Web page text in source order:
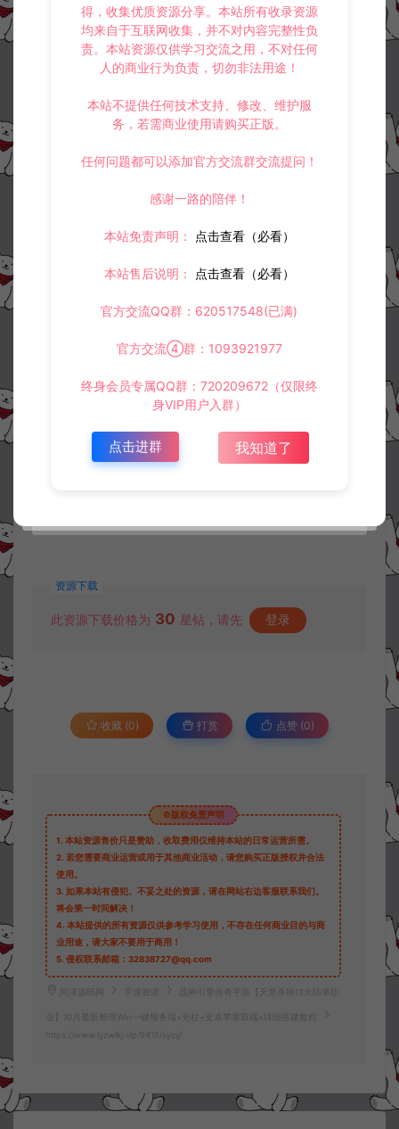
资源下载
此资源下载价格为 30 星钻，请先 登录
收藏 (0) 打赏 点赞 (0)
©版权免责声明
1. 本站资源售价只是赞助，收取费用仅维持本站的日常运营所需。
2. 若您需要商业运营或用于其他商业活动，请您购买正版授权并合法
使用。
3. 如果本站有侵犯、不妥之处的资源，请在网站右边客服联系我们。
将会第一时间解决！
4. 本站提供的所有资源仅供参考学习使用，不存在任何商业目的与商
业用途，请大家不要用于商用！
5. 侵权联系邮箱：32838727@qq.com
阿泽源码网 手游资源 战神引擎传奇手游【天意杀神13大陆单职
业】10月最新整理Win一键服务端+光柱+安卓苹果双端+详细搭建教程
https://www.lyzwlkj.vip/9415/syzy/
得，收集优质资源分享。本站所有收录资源
均来自于互联网收集，并不对内容完整性负
责。本站资源仅供学习交流之用，不对任何
人的商业行为负责，切勿非法用途！
本站不提供任何技术支持、修改、维护服
务，若需商业使用请购买正版。
任何问题都可以添加官方交流群交流提问！
感谢一路的陪伴！
本站免责声明： 点击查看（必看）
本站售后说明： 点击查看（必看）
官方交流QQ群：620517548(已满)
官方交流④群：1093921977
终身会员专属QQ群：720209672（仅限终
身VIP用户入群）
点击进群 我知道了